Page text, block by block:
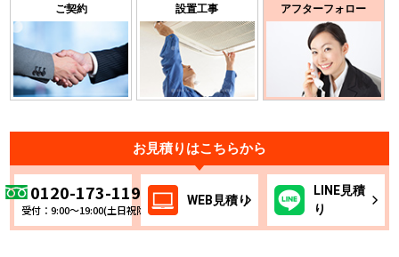
ご契約 設置工事 アフターフォロー
お見積りはこちらから
0120-173-119
受付：9:00～19:00(土日祝除く)
WEB 見積り
LINE見積
り